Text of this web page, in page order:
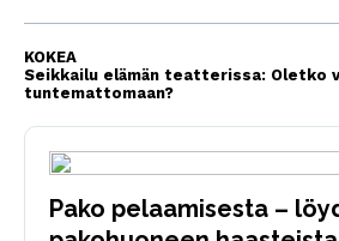
Seikkailu elämän teatterissa: Oletko
tuntemattomaan?
KOKEA
Pako pelaamisesta –